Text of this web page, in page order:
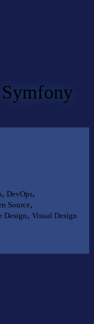
Symfony
, DevOps,
Source,
Design, Visual Design